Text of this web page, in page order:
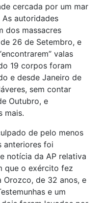
cercada por um mar
As autoridades
dos massacres
26 de Setembro, e
valas
19 corpos foram
e desde Janeiro de
sem contar
Outubro, e
mais.
de pelo menos
anteriores foi
notícia da AP relativa
que o exército fez
Orozco, de 32 anos, e
e um